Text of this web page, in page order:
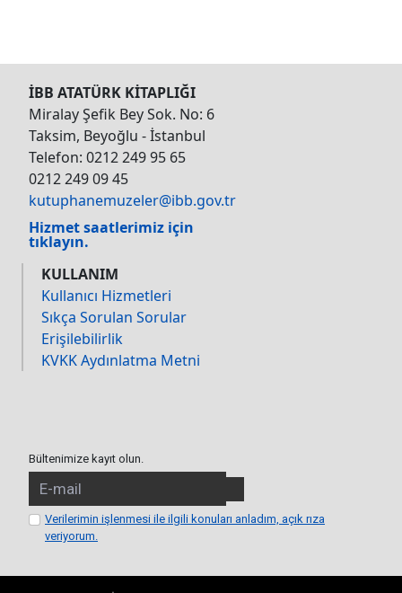
İBB ATATÜRK KİTAPLIĞI
Miralay Şefik Bey Sok. No: 6
Taksim, Beyoğlu - İstanbul
Telefon: 0212 249 95 65
0212 249 09 45
kutuphanemuzeler@ibb.gov.tr
Hizmet saatlerimiz için
tıklayın.
KULLANIM
Kullanıcı Hizmetleri
Sıkça Sorulan Sorular
Erişilebilirlik
KVKK Aydınlatma Metni
Bültenimize kayıt olun.
Verilerimin işlenmesi ile ilgili konuları anladım, açık rıza
veriyorum.